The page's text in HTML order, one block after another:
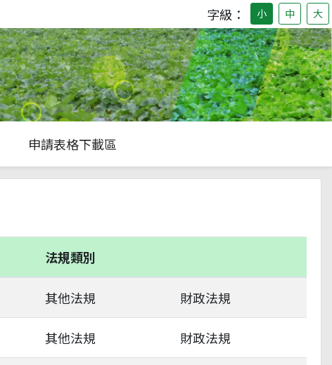
字級： 小 中 大
申請表格下載區
法規類別
其他法規 財政法規
其他法規 財政法規